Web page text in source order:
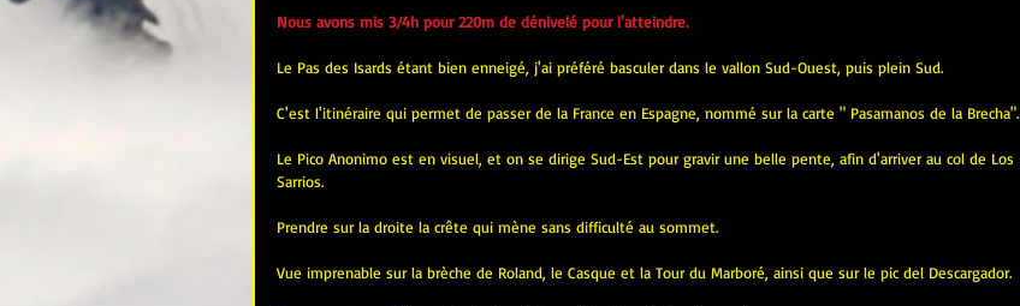
Nous avons mis 3/4h pour 220m de dénivelé pour l'atteindre.
Le Pas des Isards étant bien enneigé, j'ai préféré basculer dans le vallon Sud-Ouest, puis plein Sud.
C'est l'itinéraire qui permet de passer de la France en Espagne, nommé sur la carte " Pasamanos de la Brecha".
Le Pico Anonimo est en visuel, et on se dirige Sud-Est pour gravir une belle pente, afin d'arriver au col de Los
Sarrios.
Prendre sur la droite la crête qui mène sans difficulté au sommet.
Vue imprenable sur la brèche de Roland, le Casque et la Tour du Marboré, ainsi que sur le pic del Descargador.